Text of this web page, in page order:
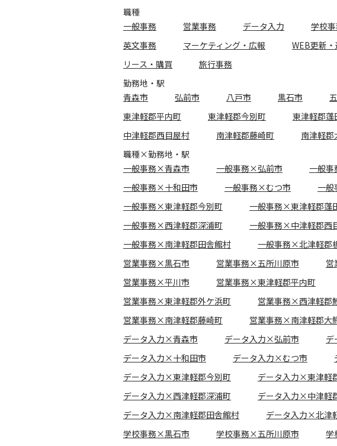
職種
一般事務
営業事務 データ入力 学校
英文事務
マーケティング・広報 WEB更新
リース・購買
旅行事務
勤務地・駅
青森市
弘前市 八戸市 黒石市
東津軽郡平内町
東津軽郡今別町 東津軽郡蓬
中津軽郡西目屋村
南津軽郡藤崎町 南津軽郡
職種×勤務地・駅
一般事務×青森市
一般事務×弘前市 一般
一般事務×十和田市
一般事務×むつ市 一
一般事務×東津軽郡今別町
一般事務×東津軽郡蓬
一般事務×西津軽郡深浦町
一般事務×中津軽郡西
一般事務×南津軽郡田舎館村
一般事務×北津軽郡
営業事務×黒石市
営業事務×五所川原市 営
営業事務×平川市
営業事務×東津軽郡平内町
営業事務×東津軽郡外ケ浜町
営業事務×西津軽郡
営業事務×南津軽郡藤崎町
営業事務×南津軽郡大
データ入力×青森市
データ入力×弘前市 デ
データ入力×十和田市
データ入力×むつ市
データ入力×東津軽郡今別町
データ入力×東津軽
データ入力×西津軽郡深浦町
データ入力×中津軽
データ入力×南津軽郡田舎館村
データ入力×北津
学校事務×黒石市
学校事務×五所川原市 学